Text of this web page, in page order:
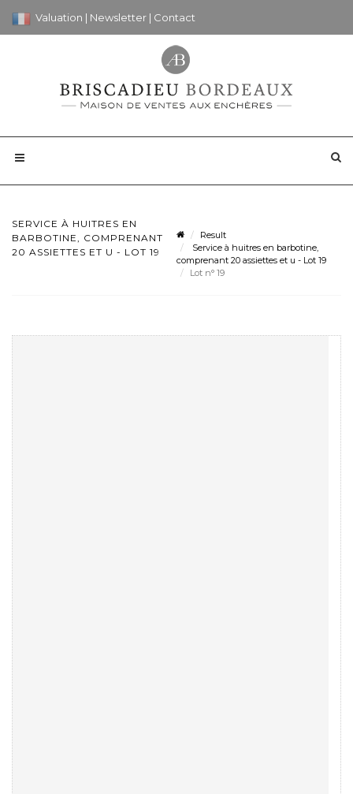
Valuation | Newsletter | Contact
SERVICE À HUITRES EN
BARBOTINE, COMPRENANT
20 ASSIETTES ET U - LOT 19
Result
Service à huitres en barbotine,
comprenant 20 assiettes et u - Lot 19
Lot n° 19